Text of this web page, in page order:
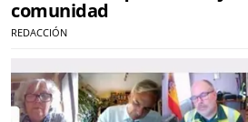
comunidad
REDACCIÓN